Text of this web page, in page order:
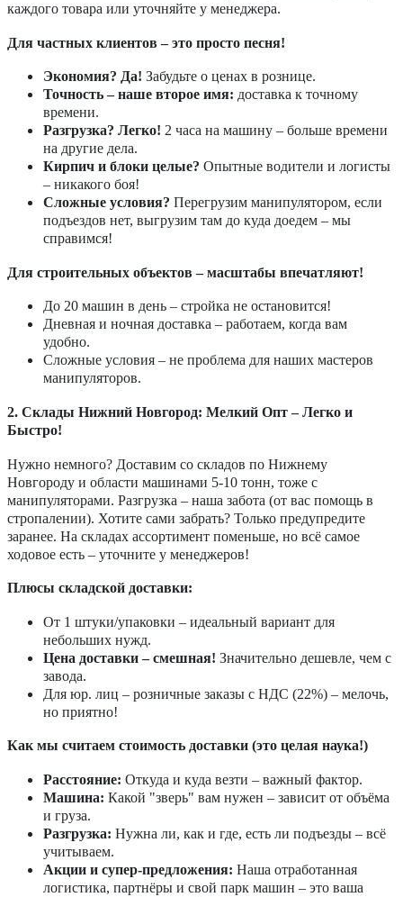
каждого товара или уточняйте у менеджера.
Для частных клиентов – это просто песня!
Экономия? Да! Забудьте о ценах в рознице.
Точность – наше второе имя: доставка к точному
времени.
Разгрузка? Легко! 2 часа на машину – больше времени
на другие дела.
Кирпич и блоки целые? Опытные водители и логисты
– никакого боя!
Сложные условия? Перегрузим манипулятором, если
подъездов нет, выгрузим там до куда доедем – мы
справимся!
Для строительных объектов – масштабы впечатляют!
До 20 машин в день – стройка не остановится!
Дневная и ночная доставка – работаем, когда вам
удобно.
Сложные условия – не проблема для наших мастеров
манипуляторов.
2. Склады Нижний Новгород: Мелкий Опт – Легко и
Быстро!
Нужно немного? Доставим со складов по Нижнему
Новгороду и области машинами 5-10 тонн, тоже с
манипуляторами. Разгрузка – наша забота (от вас помощь в
стропалении). Хотите сами забрать? Только предупредите
заранее. На складах ассортимент поменьше, но всё самое
ходовое есть – уточните у менеджеров!
Плюсы складской доставки:
От 1 штуки/упаковки – идеальный вариант для
небольших нужд.
Цена доставки – смешная! Значительно дешевле, чем с
завода.
Для юр. лиц – розничные заказы с НДС (22%) – мелочь,
но приятно!
Как мы считаем стоимость доставки (это целая наука!)
Расстояние: Откуда и куда везти – важный фактор.
Машина: Какой "зверь" вам нужен – зависит от объёма
и груза.
Разгрузка: Нужна ли, как и где, есть ли подъезды – всё
учитываем.
Акции и супер-предложения: Наша отработанная
логистика, партнёры и свой парк машин – это ваша